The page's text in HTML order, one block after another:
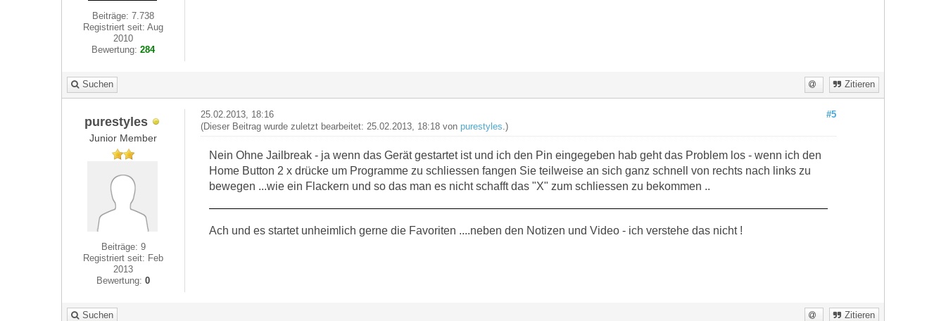
Beiträge: 7.738
Registriert seit: Aug
2010
Bewertung:284
Suchen Zitieren
purestyles
Junior Member
Beiträge: 9
Registriert seit: Feb
2013
Bewertung:0
#5
25.02.2013, 18:16
(Dieser Beitrag wurde zuletzt bearbeitet: 25.02.2013, 18:18 von purestyles .)
Nein Ohne Jailbreak - ja wenn das Gerät gestartet ist und ich den Pin eingegeben hab geht das Problem los - wenn ich den
Home Button 2 x drücke um Programme zu schliessen fangen Sie teilweise an sich ganz schnell von rechts nach links zu
bewegen ...wie ein Flackern und so das man es nicht schafft das "X" zum schliessen zu bekommen ..
Ach und es startet unheimlich gerne die Favoriten ....neben den Notizen und Video - ich verstehe das nicht !
Suchen Zitieren